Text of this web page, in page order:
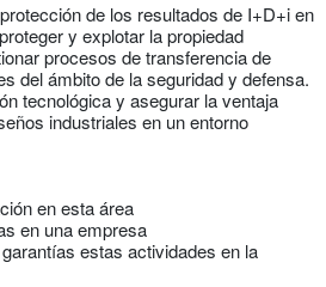
de los resultados de I+D+i en
y explotar la propiedad
procesos de transferencia de
del ámbito de la seguridad y defensa.
tecnológica y asegurar la ventaja
industriales en un entorno
en esta área
en una empresa
estas actividades en la